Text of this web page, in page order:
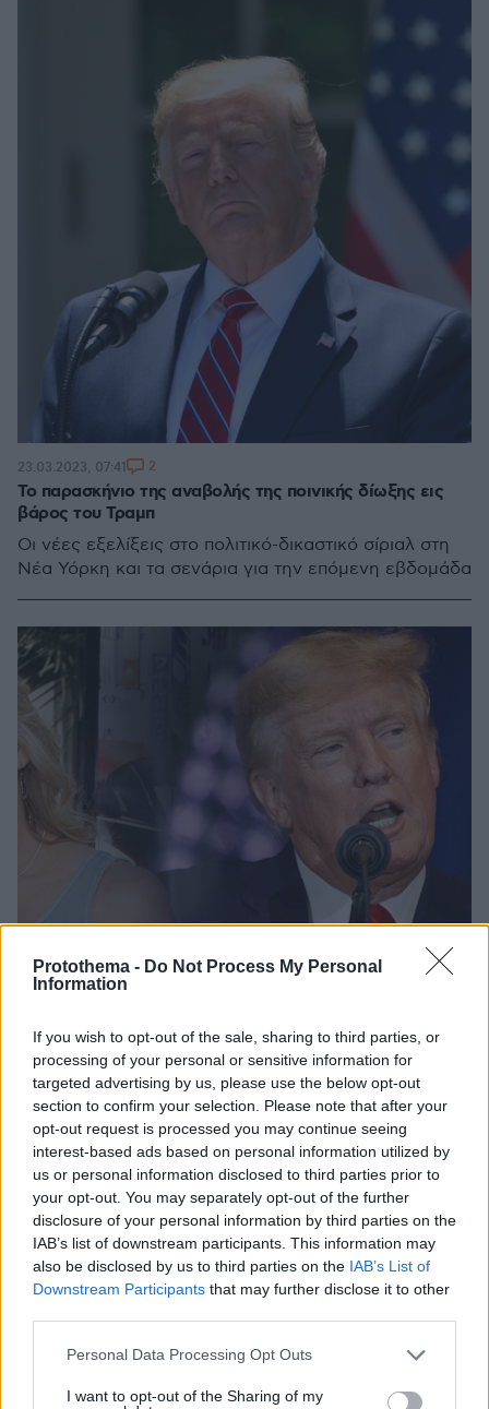
Protothema - Do Not Process My Personal
Information
If you wish to opt-out of the sale, sharing to third parties, or
processing of your personal or sensitive information for
targeted advertising by us, please use the below opt-out
section to confirm your selection. Please note that after your
opt-out request is processed you may continue seeing
interest-based ads based on personal information utilized by
us or personal information disclosed to third parties prior to
your opt-out. You may separately opt-out of the further
disclosure of your personal information by third parties on the
IAB’s list of downstream participants. This information may
also be disclosed by us to third parties on the IAB’s List of
Downstream Participants that may further disclose it to other
Please note that this website/app uses one or more Google
not limited to your visit or usage behaviour. You may click to
Personal Data Processing Opt Outs
I want to opt-out of the Sharing of my
Το παρασκήνιο της αναβολής της ποινικής δίωξης εις
βάρος του Τραμπ
Οι νέες εξελίξεις στο πολιτικό-δικαστικό σίριαλ στη
Νέα Υόρκη και τα σενάρια για την επόμενη εβδομάδα
23.03.2023, 07:41 2
Ο Τραμπ θα καταθέσει ενώπιον δικαστηρίου για τα
χρήματα που έλαβε η πορνοστάρ Στόρμι Ντάνιελς
Η διαδικασία αυτή ενδέχεται να οδηγήσει στην
απαγγελία κατηγοριών σε βάρος του, γράφουν τα
αμερικανικά ΜΜΕ
10.03.2023, 07:35 1